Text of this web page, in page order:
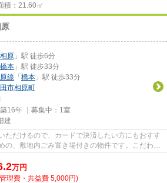
積：21.60㎡
原
相原 」駅 徒歩6分
橋本 」駅 徒歩33分
線 「 橋本 」駅 徒歩33分
市相原町
16年 ｜募集中： 1室
建
ただけるので、カードで決済したい方にもおすす
の、敷地内ごみ置き場付きの物件です。こだわり
万円
理費・共益費 5,000円)